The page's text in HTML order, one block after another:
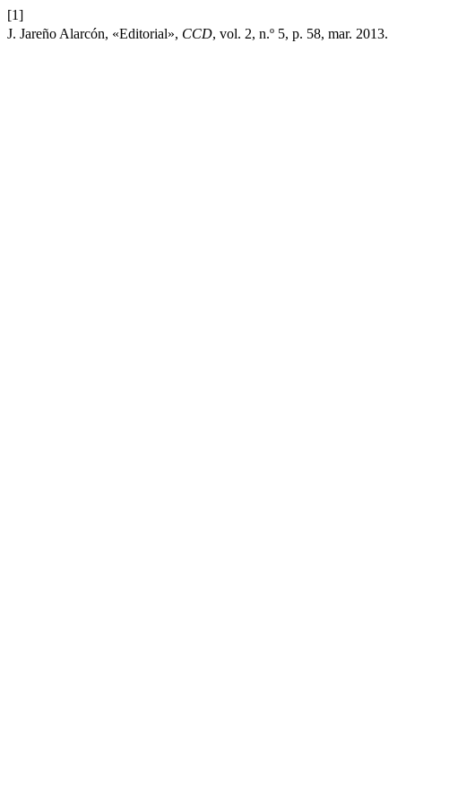
[1]
J. Jareño Alarcón, «Editorial», CCD, vol. 2, n.º 5, p. 58, mar. 2013.